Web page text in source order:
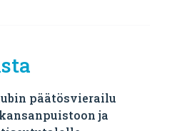
päätösvierailu
ja